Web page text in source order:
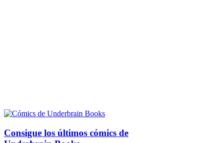
Consigue los últimos cómics de